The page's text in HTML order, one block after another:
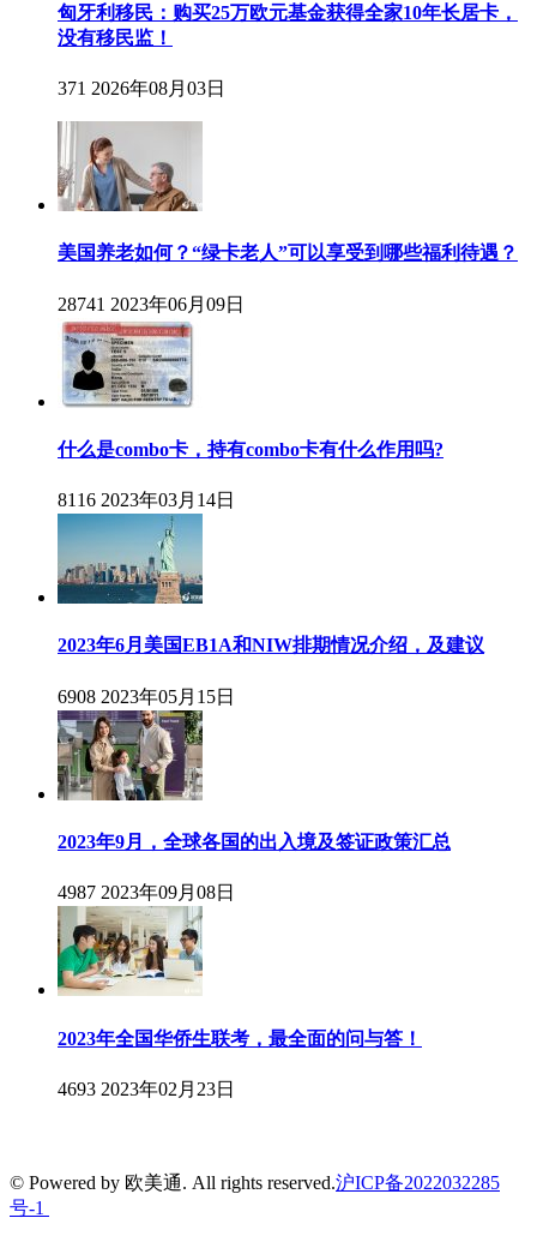
匈牙利移民：购买25万欧元基金获得全家10年长居卡，
没有移民监！
371 2026年08月03日
美国养老如何？“绿卡老人”可以享受到哪些福利待遇？
28741 2023年06月09日
什么是combo卡，持有combo卡有什么作用吗?
8116 2023年03月14日
2023年6月美国EB1A和NIW排期情况介绍，及建议
6908 2023年05月15日
2023年9月，全球各国的出入境及签证政策汇总
4987 2023年09月08日
2023年全国华侨生联考，最全面的问与答！
4693 2023年02月23日
© Powered by 欧美通. All rights reserved.沪ICP备2022032285
号-1